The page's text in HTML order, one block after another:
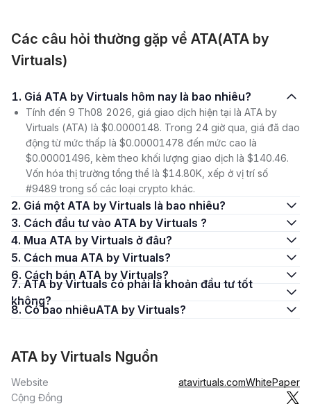
Các câu hỏi thường gặp về ATA(ATA by
Virtuals)
1. Giá ATA by Virtuals hôm nay là bao nhiêu?
Tính đến 9 Th08 2026, giá giao dịch hiện tại là ATA by
Virtuals (ATA) là $0.0000148. Trong 24 giờ qua, giá đã dao
động từ mức thấp là $0.00001478 đến mức cao là
$0.00001496, kèm theo khối lượng giao dịch là $140.46.
Vốn hóa thị trường tổng thể là $14.80K, xếp ở vị trí số
#9489 trong số các loại crypto khác.
2. Giá một ATA by Virtuals là bao nhiêu?
3. Cách đầu tư vào ATA by Virtuals ?
4. Mua ATA by Virtuals ở đâu?
5. Cách mua ATA by Virtuals?
6. Cách bán ATA by Virtuals?
7. ATA by Virtuals có phải là khoản đầu tư tốt
không?
8. Có bao nhiêuATA by Virtuals?
ATA by Virtuals Nguồn
Website atavirtuals.comWhitePaper
Cộng Đồng